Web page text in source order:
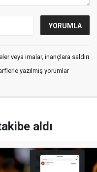
veya imalar, inançlara saldırı
yazılmış yorumlar
aldı